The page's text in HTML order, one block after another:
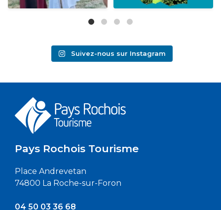
Suivez-nous sur Instagram
Pays Rochois Tourisme
Place Andrevetan
74800 La Roche-sur-Foron
04 50 03 36 68